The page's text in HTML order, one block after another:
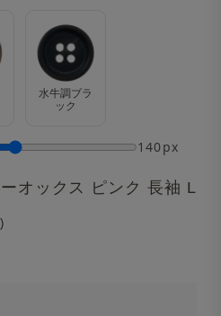
オックス ピンク 長袖 L
水牛調ブラ
ック
140px